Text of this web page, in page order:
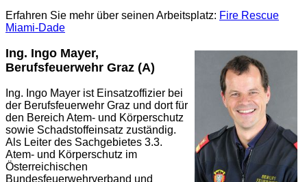
Erfahren Sie mehr über seinen Arbeitsplatz: Fire Rescue
Miami-Dade
Ing. Ingo Mayer,
Berufsfeuerwehr Graz (A)
Ing. Ingo Mayer ist Einsatzoffizier bei
der Berufsfeuerwehr Graz und dort für
den Bereich Atem- und Körperschutz
sowie Schadstoffeinsatz zuständig.
Als Leiter des Sachgebietes 3.3.
Atem- und Körperschutz im
Österreichischen
Bundesfeuerwehrverband und